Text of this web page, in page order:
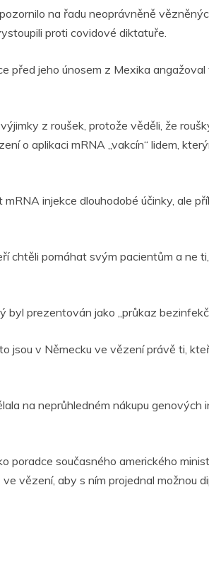
na řadu neoprávněně
proti covidové diktatuře.
před jeho únosem z Mexika
z roušek, protože věděli, že
o aplikaci mRNA „vakcín“ lidem,
injekce dlouhodobé účinky, ale
chtěli pomáhat svým pacientům a ne
byl prezentován jako „průkaz
jsou v Německu ve vězení právě ti,
na neprůhledném nákupu genových
poradce současného amerického
vězení, aby s ním projednal možnou